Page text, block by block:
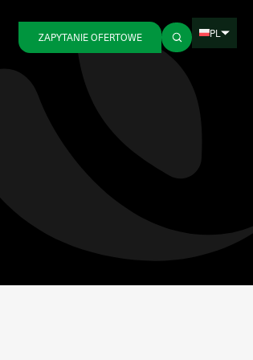
ZAPYTANIE OFERTOWE PL